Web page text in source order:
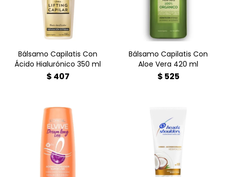
inmediato.
Bálsamo Capilatis Con
Ácido Hialurónico 350 ml
$ 407
y suavidad natural.
Bálsamo Capilatis Con
Aloe Vera 420 ml
$ 525
Elvive Acondicionado
Dream Long X 400 Ml
¿Cuero cabelludo sensible?
Alivia la irritación con el
Acondicionador Head &
300ml. Con Aloe Vera y pH
balanceado para un pelo
suave y libre de caspa.
¡Cuidado experto en